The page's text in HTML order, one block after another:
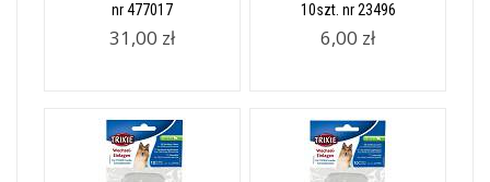
nr 477017
31,00 zł
10szt. nr 23496
6,00 zł